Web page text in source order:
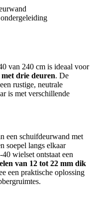
van 240 cm is ideaal voor
drie deuren. De
rustige, neutrale
is met verschillende
een schuifdeurwand met
soepel langs elkaar
wielset ontstaat een
van 12 tot 22 mm dik
een praktische oplossing